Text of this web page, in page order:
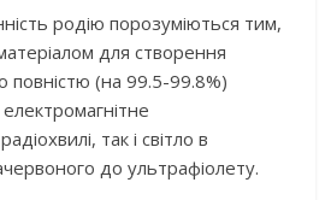
родію порозуміються тим,
для створення
повністю (на 99.5-99.8%)
так і світло в
до ультрафіолету.